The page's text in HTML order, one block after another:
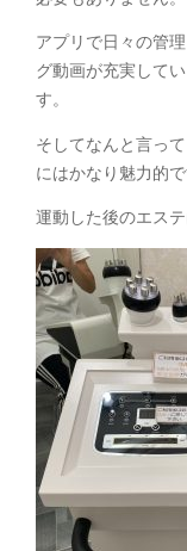
アプリで日々の管
グ動画が充実して
す。
そしてなんと言っ
にはかなり魅力的
運動した後のエス